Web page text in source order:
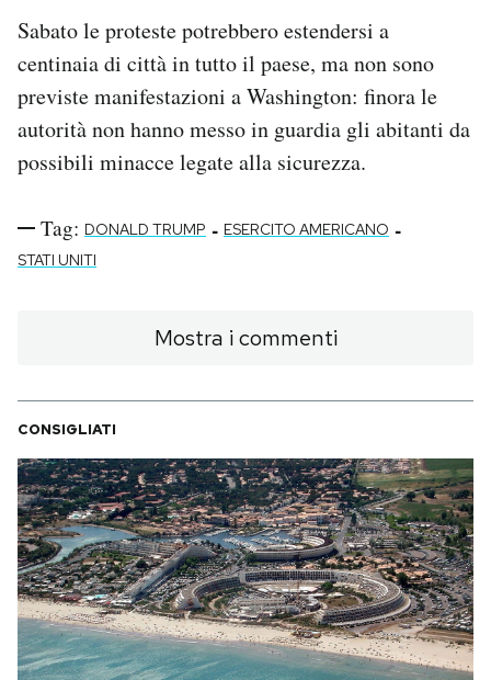
Sabato le proteste potrebbero estendersi a
centinaia di città in tutto il paese, ma non sono
previste manifestazioni a Washington: finora le
autorità non hanno messo in guardia gli abitanti da
possibili minacce legate alla sicurezza.
Tag: DONALD TRUMP - ESERCITO AMERICANO -
STATI UNITI
Mostra i commenti
CONSIGLIATI